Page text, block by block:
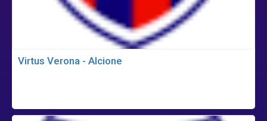
Virtus Verona - Alcione